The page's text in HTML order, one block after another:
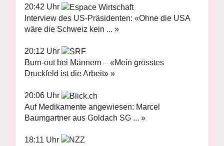
20:42 Uhr
Interview des US-Präsidenten: «Ohne die USA
wäre die Schweiz kein ... »
20:12 Uhr
Burn-out bei Männern – «Mein grösstes
Druckfeld ist die Arbeit» »
20:06 Uhr
Auf Medikamente angewiesen: Marcel
Baumgartner aus Goldach SG ... »
18:11 Uhr